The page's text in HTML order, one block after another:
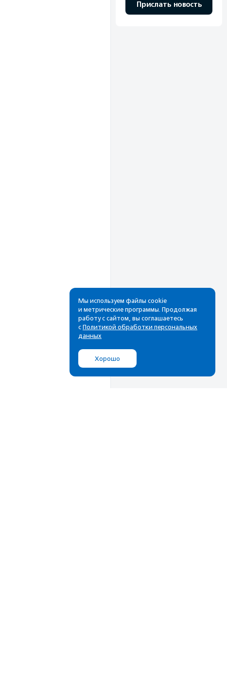
Прислать новость
Рассылка
Cамые свежие новости,
почтовом ящике
Мы используем файлы cookie
и метрические программы. Продолжая
работу с сайтом, вы соглашаетесь
с Политикой обработки персональных
данных
Хорошо